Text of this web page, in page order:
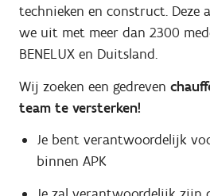
technieken en construct. Deze
we uit met meer dan 2300
BENELUX en Duitsland.
Wij zoeken een gedreven
team te versterken!
Je bent verantwoordelijk
binnen APK